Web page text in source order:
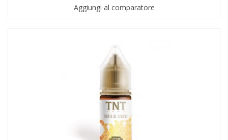
Aggiungi al comparatore